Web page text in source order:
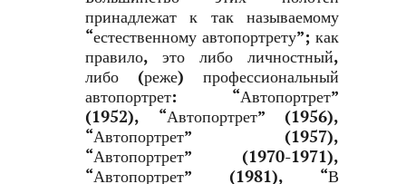
принадлежат к так называемому
“естественному автопортрету”; как
правило, это либо личностный,
либо (реже) профессиональный
автопортрет: “Автопортрет”
(1952), “Автопортрет” (1956),
“Автопортрет” (1957),
“Автопортрет” (1970-1971),
“Автопортрет” (1981), “В